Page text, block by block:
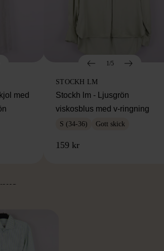
med
1/5
STOCKH LM
Stockh lm - Ljusgrön
viskosblus med v-ringning
S (34-36) Gott skick
159 kr